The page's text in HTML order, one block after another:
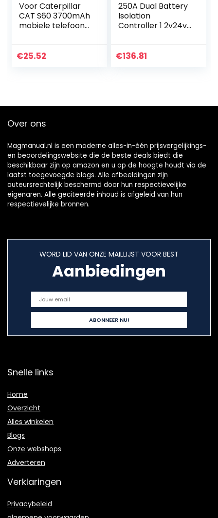
Voor Caterpillar
CAT S60 3700mAh
mobiele telefoon
hoogwaardige
€25.52
250A Dual Battery
Isolation
Controller 1 2v24v
Relay Voor auto
€136.81
Over ons
Magmanual.nl is een moderne alles-in-één prijsvergelijkings-
en beoordelingswebsite die de beste deals biedt die
beschikbaar zijn op amazon en u op de hoogte houdt via de
laatst toegevoegde blogs. Alle afbeeldingen zijn
auteursrechtelijk beschermd door hun respectievelijke
eigenaren. Alle geciteerde inhoud is afgeleid van hun
respectievelijke bronnen.
WORD LID VAN ONZE MAILLIJST VOOR BEST
Aanbiedingen
Snelle links
Home
Overzicht
Alles winkelen
Blogs
Onze webshops
Adverteren
Verklaringen
Privacybeleid